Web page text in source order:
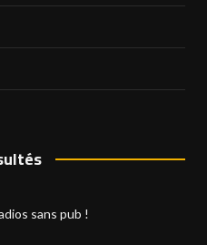
sans pub !